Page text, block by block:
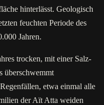
hinterlässt. Geologisch
feuchten Periode des
Jahren.
trocken, mit einer Salz-
überschwemmt
etwa einmal alle
der Aït Atta weiden